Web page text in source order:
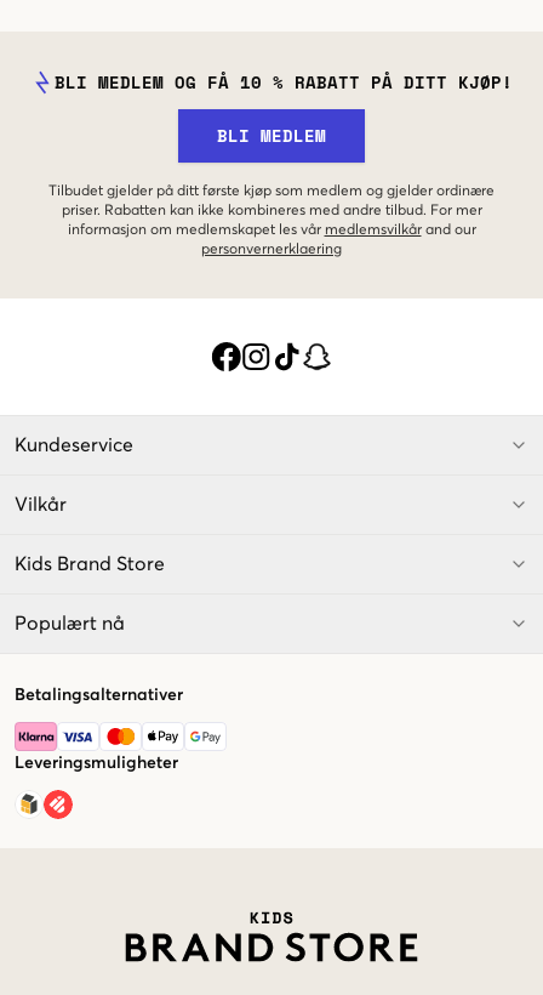
BLI MEDLEM OG FÅ 10 % RABATT PÅ DITT KJØP!
BLI MEDLEM
Tilbudet gjelder på ditt første kjøp som medlem og gjelder ordinære
priser. Rabatten kan ikke kombineres med andre tilbud. For mer
informasjon om medlemskapet les vår medlemsvilkår and our
personvernerklaering
Kundeservice
Vilkår
Kids Brand Store
Populært nå
Betalingsalternativer
Leveringsmuligheter